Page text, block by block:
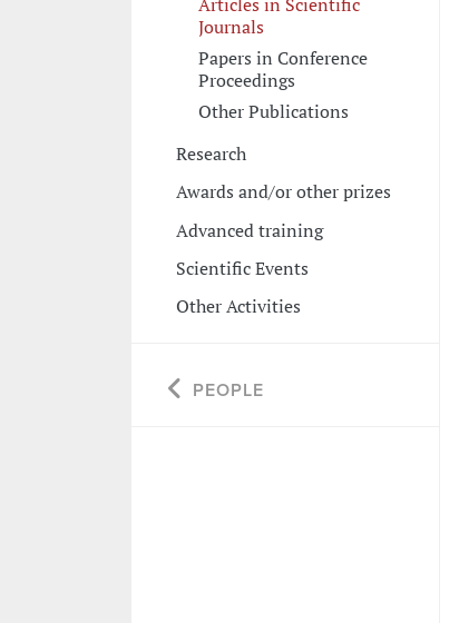
Journals
Papers in Conference
Proceedings
Other Publications
Research
Awards and/or other prizes
Advanced training
Scientific Events
Other Activities
PEOPLE